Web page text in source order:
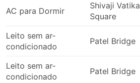
AC para Dormir
Shivaji Vatika
Square
Leito sem ar-
condicionado
Patel Bridge
Leito sem ar-
condicionado
Patel Bridge